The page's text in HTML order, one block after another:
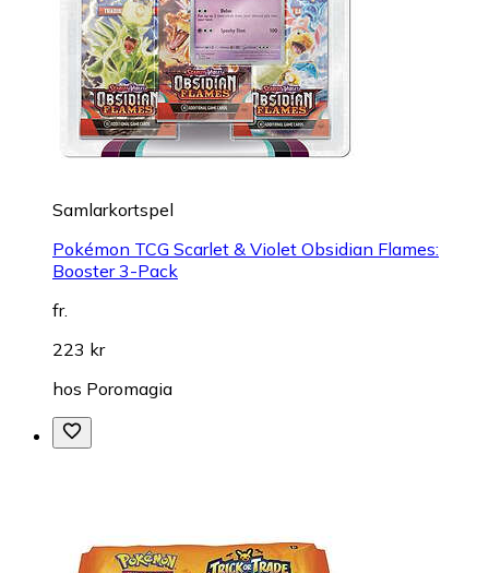
Samlarkortspel
Pokémon TCG Scarlet & Violet Obsidian Flames:
Booster 3-Pack
fr.
223 kr
hos Poromagia